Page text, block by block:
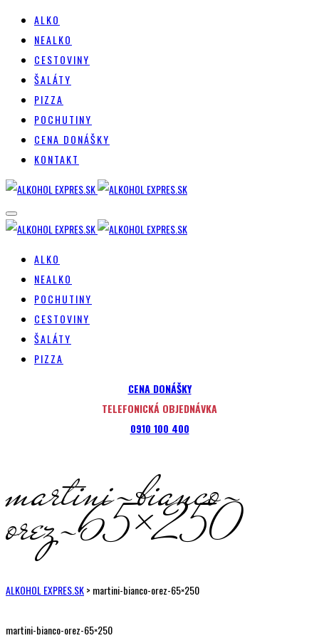
ALKO
NEALKO
CESTOVINY
ŠALÁTY
PIZZA
POCHUTINY
CENA DONÁŠKY
KONTAKT
ALKO
NEALKO
POCHUTINY
CESTOVINY
ŠALÁTY
PIZZA
CENA DONÁŠKY
TELEFONICKÁ OBJEDNÁVKA
0910 100 400
martini-bianco-
orez-65×250
ALKOHOL EXPRES.SK> martini-bianco-orez-65×250
martini-bianco-orez-65×250